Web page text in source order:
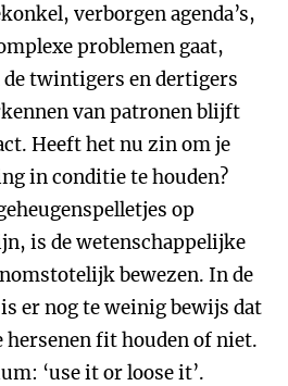
verborgen agenda’s,
problemen gaat,
de twintigers en dertigers
van patronen blijft
Heeft het nu zin om je
in conditie te houden?
op
is de wetenschappelijke
bewezen. In de
is er nog te weinig bewijs dat
hersenen fit houden of niet.
‘use it or loose it’.